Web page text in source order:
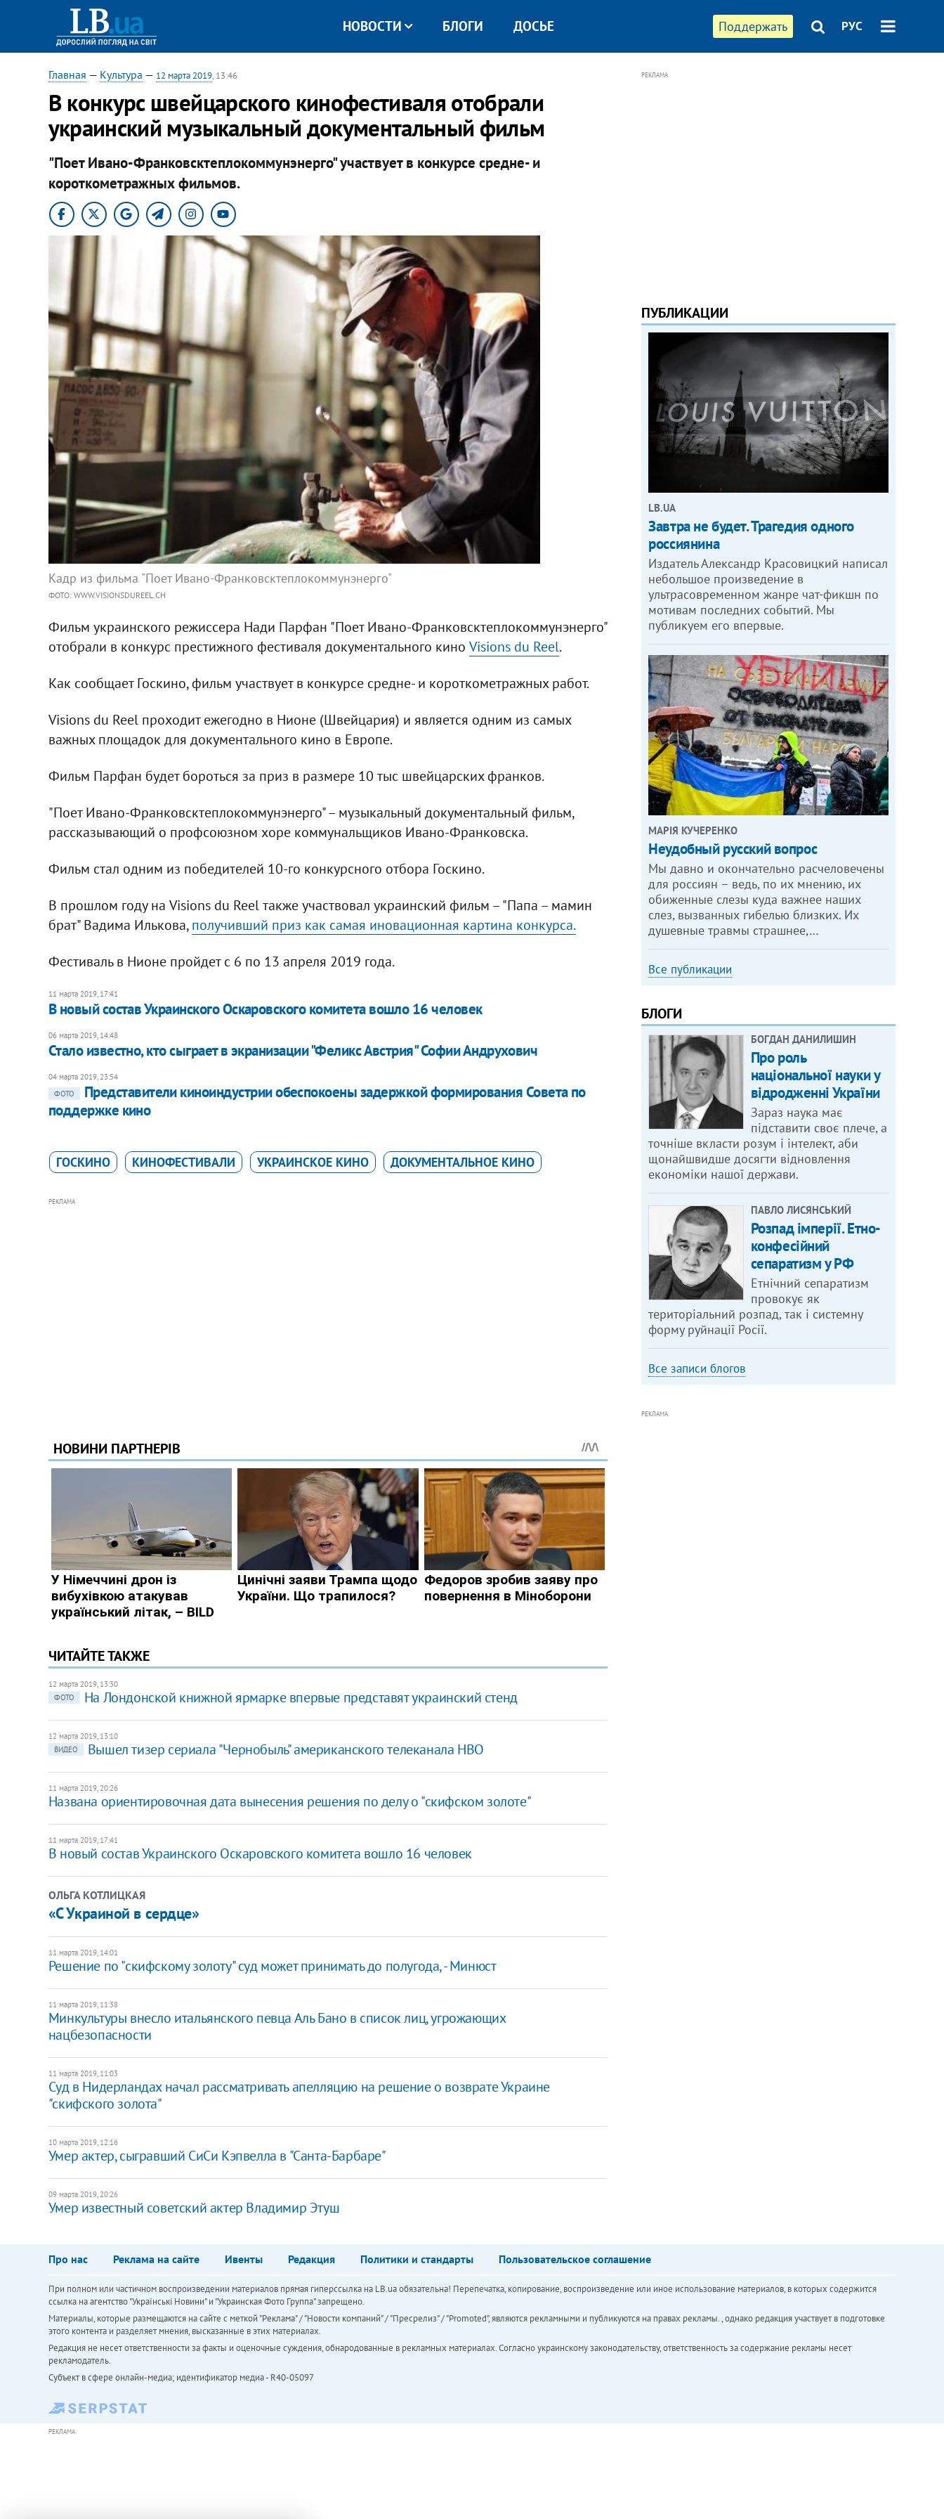
Поддержать РУС
НОВОСТИ БЛОГИ ДОСЬЕ
Главная — Культура — 12 марта 2019, 13:46
В конкурс швейцарского кинофестиваля отобрали
украинский музыкальный документальный фильм
"Поет Ивано-Франковсктеплокоммунэнерго" участвует в конкурсе средне- и
короткометражных фильмов.
Кадр из фильма "Поет Ивано-Франковсктеплокоммунэнерго"
ФОТО: WWW.VISIONSDUREEL.CH
Фильм украинского режиссера Нади Парфан "Поет Ивано-Франковсктеплокоммунэнерго"
отобрали в конкурс престижного фестиваля документального кино Visions du Reel.
Как сообщает Госкино, фильм участвует в конкурсе средне- и короткометражных работ.
Visions du Reel проходит ежегодно в Нионе (Швейцария) и является одним из самых
важных площадок для документального кино в Европе.
Фильм Парфан будет бороться за приз в размере 10 тыс швейцарских франков.
"Поет Ивано-Франковсктеплокоммунэнерго" – музыкальный документальный фильм,
рассказывающий о профсоюзном хоре коммунальщиков Ивано-Франковска.
Фильм стал одним из победителей 10-го конкурсного отбора Госкино.
В прошлом году на Visions du Reel также участвовал украинский фильм – "Папа – мамин
брат" Вадима Илькова,получивший приз как самая иновационная картина конкурса.
Фестиваль в Нионе пройдет с 6 по 13 апреля 2019 года.
11 марта 2019, 17:41
В новый состав Украинского Оскаровского комитета вошло 16 человек
06 марта 2019, 14:48
Стало известно, кто сыграет в экранизации "Феликс Австрия" Софии Андрухович
04 марта 2019, 23:54
ФОТО
Представители киноиндустрии обеспокоены задержкой формирования Совета по
поддержке кино
ГОСКИНО КИНОФЕСТИВАЛИ УКРАИНСКОЕ КИНО ДОКУМЕНТАЛЬНОЕ КИНО
РЕКЛАМА
ЧИТАЙТЕ ТАКЖЕ
12 марта 2019, 13:30
ФОТО
На Лондонской книжной ярмарке впервые представят украинский стенд
12 марта 2019, 13:10
ВИДЕО
Вышел тизер сериала "Чернобыль" американского телеканала HBO
11 марта 2019, 20:26
Названа ориентировочная дата вынесения решения по делу о "скифском золоте"
11 марта 2019, 17:41
В новый состав Украинского Оскаровского комитета вошло 16 человек
ОЛЬГА КОТЛИЦКАЯ
«С Украиной в сердце»
11 марта 2019, 14:01
Решение по "скифскому золоту" суд может принимать до полугода, - Минюст
11 марта 2019, 11:38
​Минкультуры внесло итальянского певца Аль Бано в список лиц, угрожающих
нацбезопасности
11 марта 2019, 11:03
Суд в Нидерландах начал рассматривать апелляцию на решение о возврате Украине
"скифского золота"
10 марта 2019, 12:16
Умер актер, сыгравший СиСи Кэпвелла в "Санта-Барбаре"
09 марта 2019, 20:26
Умер известный советский актер Владимир Этуш
РЕКЛАМА
ПУБЛИКАЦИИ
LB.UA
Завтра не будет. Трагедия одного
россиянина
Издатель Александр Красовицкий написал
небольшое произведение в
ультрасовременном жанре чат-фикшн по
мотивам последних событий. Мы
публикуем его впервые.
МАРІЯ КУЧЕРЕНКО
​Неудобный русский вопрос
Мы давно и окончательно расчеловечены
для россиян – ведь, по их мнению, их
обиженные слезы куда важнее наших
слез, вызванных гибелью близких. Их
душевные травмы страшнее,…
Все публикации
БЛОГИ
БОГДАН ДАНИЛИШИН
Про роль
національної науки у
відродженні України
Зараз наука має
підставити своє плече, а
точніше вкласти розум і інтелект, аби
щонайшвидше досягти відновлення
економіки нашої держави.
ПАВЛО ЛИСЯНСЬКИЙ
Розпад імперії. Етно-
конфесійний
сепаратизм у РФ
Етнічний сепаратизм
провокує як
територіальний розпад, так і системну
форму руйнації Росії.
Все записи блогов
РЕКЛАМА
Про нас Реклама на сайте Ивенты Редакция Политики и стандарты Пользовательское соглашение
При полном или частичном воспроизведении материалов прямая гиперссылка на LB.ua обязательна! Перепечатка, копирование, воспроизведение или иное использование материалов, в которых содержится
ссылка на агентство "Українськi Новини" и "Украинская Фото Группа" запрещено.
Материалы, которые размещаются на сайте с меткой "Реклама" / "Новости компаний" / "Пресрелиз" / "Promoted", являются рекламными и публикуются на правах рекламы. , однако редакция участвует в подготовке
этого контента и разделяет мнения, высказанные в этих материалах.
Редакция не несет ответственности за факты и оценочные суждения, обнародованные в рекламных материалах. Согласно украинскому законодательству, ответственность за содержание рекламы несет
рекламодатель.
Субъект в сфере онлайн-медиа; идентификатор медиа - R40-05097
РЕКЛАМА